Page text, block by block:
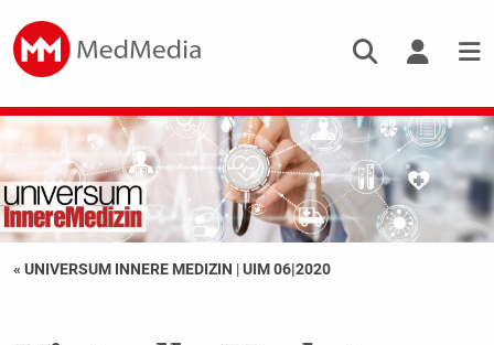
« UNIVERSUM INNERE MEDIZIN |UIM 06|2020